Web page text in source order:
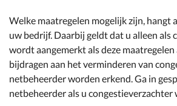
Welke maatregelen mogelijk zijn, hangt
uw bedrijf. Daarbij geldt dat u alleen als
wordt aangemerkt als deze
bijdragen aan het verminderen van
netbeheerder worden erkend. Ga in
netbeheerder als u